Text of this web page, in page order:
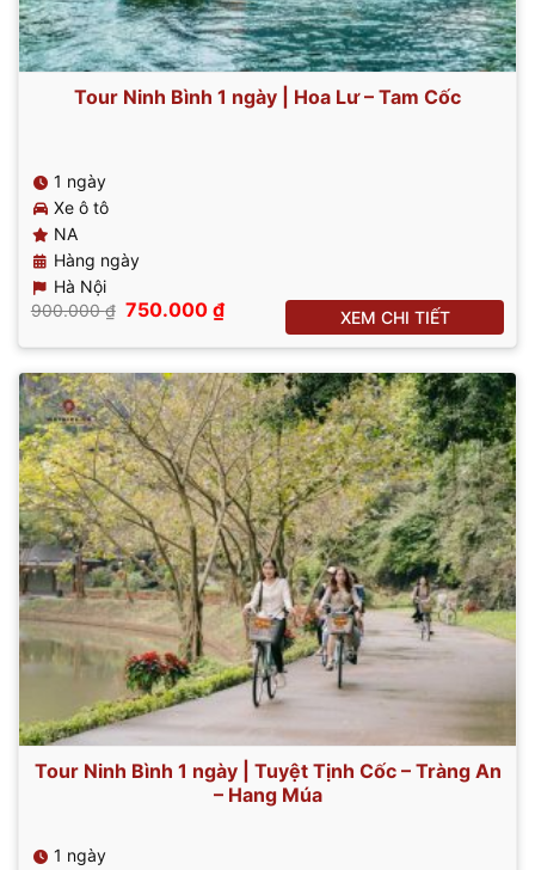
Tour Ninh Bình 1 ngày | Hoa Lư – Tam Cốc
1 ngày
Xe ô tô
NA
Hàng ngày
Hà Nội
900.000₫ Giá
là:
750.000 ₫Giá
hiện
tại
750.000 ₫.
XEM CHI TIẾT
Tour Ninh Bình 1 ngày | Tuyệt Tịnh Cốc – Tràng An
– Hang Múa
1 ngày